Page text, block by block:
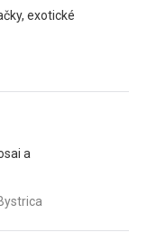
exotické
a